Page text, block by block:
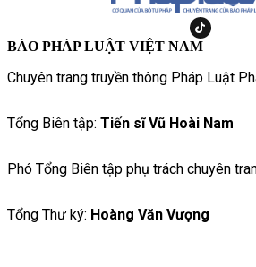
BÁO PHÁP LUẬT VIỆT NAM
Chuyên trang truyền thông Pháp Luật
Tổng Biên tập: Tiến sĩ Vũ Hoài Nam
Phó Tổng Biên tập phụ trách chuyên
Tổng Thư ký: Hoàng Văn Vượng